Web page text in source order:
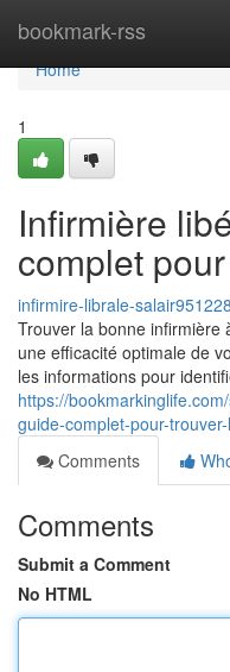
bookmark-rss
Home
Home
1
Infirmière
complet
infirmire-librale-salair951228
Trouver la bonne infirmière
une efficacité optimale de
les informations pour
https://
guide-complet-pour-
Comments
Comments
Submit a Comment
No HTML